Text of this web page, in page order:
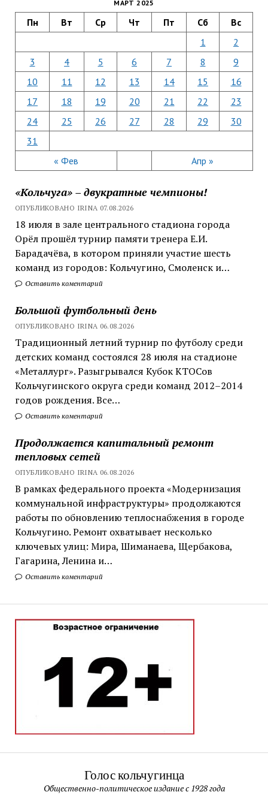
МАРТ 2025
Пн Вт Ср Чт Пт Сб Вс
« Фев Апр »
1
2
3
4 5 6 7 8
9
10
11 12 13 14 15
16
17
18 19 20 21 22
23
24
25 26 27 28 29
30
31
«Кольчуга» – двукратные чемпионы!
ОПУБЛИКОВАНО IRINA 07.08.2026
18 июля в зале центрального стадиона города
Орёл прошёл турнир памяти тренера Е.И.
Барадачёва, в котором приняли участие шесть
команд из городов: Кольчугино, Смоленск и…
Оставить коментарий
Большой футбольный день
ОПУБЛИКОВАНО IRINA 06.08.2026
Традиционный летний турнир по футболу среди
детских команд состоялся 28 июля на стадионе
«Металлург». Разыгрывался Кубок КТОСов
Кольчугинского округа среди команд 2012–2014
годов рождения. Все…
Оставить коментарий
Продолжается капитальный ремонт
тепловых сетей
ОПУБЛИКОВАНО IRINA 06.08.2026
В рамках федерального проекта «Модернизация
коммунальной инфраструктуры» продолжаются
работы по обновлению теплоснабжения в городе
Кольчугино. Ремонт охватывает несколько
ключевых улиц: Мира, Шиманаева, Щербакова,
Гагарина, Ленина и…
Оставить коментарий
Голос кольчугинца
Общественно-политическое издание с 1928 года